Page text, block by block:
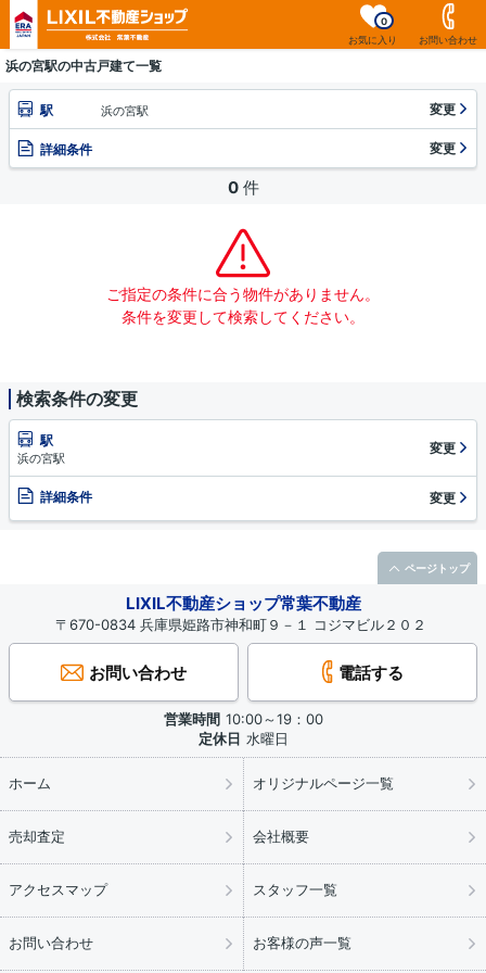
お気に入り
0
お問い合わせ
浜の宮駅の中古戸建て一覧
駅 浜の宮駅 変更
詳細条件 変更
0 件
ご指定の条件に合う物件がありません。
条件を変更して検索してください。
検索条件の変更
駅
浜の宮駅
変更
詳細条件 変更
LIXIL不動産ショップ常葉不動産
〒670-0834 兵庫県姫路市神和町９－１ コジマビル２０２
お問い合わせ 電話する
営業時間 10:00～19：00
定休日 水曜日
ホーム オリジナルページ一覧
売却査定 会社概要
アクセスマップ スタッフ一覧
お問い合わせ お客様の声一覧
ページトップ